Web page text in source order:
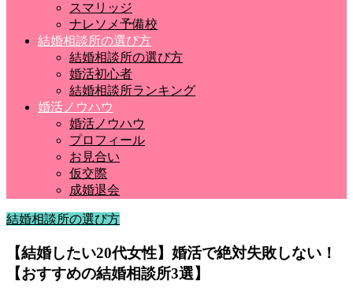
スマリッジ
ナレソメ予備校
結婚相談所の選び方
結婚相談所の選び方
婚活初心者
結婚相談所ランキング
婚活ノウハウ
婚活ノウハウ
プロフィール
お見合い
仮交際
成婚退会
結婚相談所の選び方
【結婚したい20代女性】婚活で絶対失敗しない！
【おすすめの結婚相談所3選】